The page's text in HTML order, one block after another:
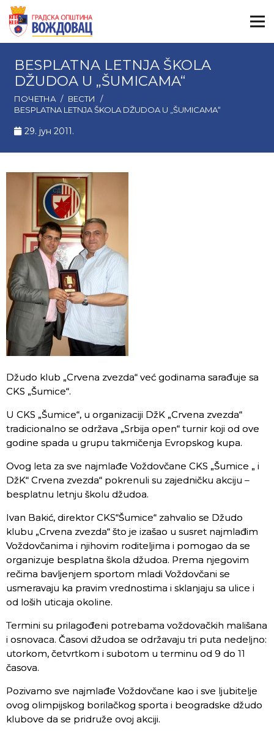
BESPLATNA LETNJA ŠKOLA
DŽUDOA U „ŠUMICAMA“
ПОЧЕТНА / ВЕСТИ
/
BESPLATNA LETNJA ŠKOLA DŽUDOA U „ŠUMICAMA“
29. јун 2011.
Džudo klub „Crvena zvezda“ već godinama sarađuje sa
CKS „Šumice“.
U CKS „Šumice“, u organizaciji DžK „Crvena zvezda“
tradicionalno se održava „Srbija open“ turnir koji od ove
godine spada u grupu takmičenja Evropskog kupa.
Ovog leta za sve najmlađe Voždovčane CKS „Šumice „ i
DžK“ Crvena zvezda“ pokrenuli su zajedničku akciju –
besplatnu letnju školu džudoa.
Ivan Bakić, direktor CKS“Šumice“ zahvalio se Džudo
klubu „Crvena zvezda“ što je izašao u susret najmlađim
Voždovčanima i njihovim roditeljima i pomogao da se
organizuje besplatna škola džudoa. Prema njegovim
rečima bavljenjem sportom mladi Voždovčani se
usmeravaju ka pravim vrednostima i sklanjaju sa ulice i
od loših uticaja okoline.
Termini su prilagođeni potrebama voždovačkih mališana
i osnovaca. Časovi džudoa se održavaju tri puta nedeljno:
utorkom, četvrtkom i subotom u terminu od 9 do 11
časova.
Pozivamo sve najmlađe Voždovčane kao i sve ljubitelje
ovog olimpijskog borilačkog sporta i beogradske džudo
klubove da se pridruže ovoj akciji.